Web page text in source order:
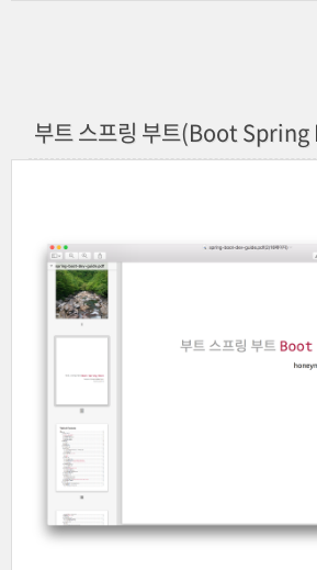
부트 스프링 부트(Boot Spring